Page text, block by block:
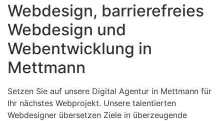
Webdesign, barrierefreies
Webdesign und
Webentwicklung in
Mettmann
Setzen Sie auf unsere Digital Agentur in Mettmann für
Ihr nächstes Webprojekt. Unsere talentierten
Webdesigner übersetzen Ziele in überzeugende